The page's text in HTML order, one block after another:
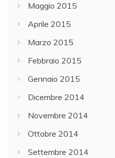
Maggio 2015
Aprile 2015
Marzo 2015
Febbraio 2015
Gennaio 2015
Dicembre 2014
Novembre 2014
Ottobre 2014
Settembre 2014